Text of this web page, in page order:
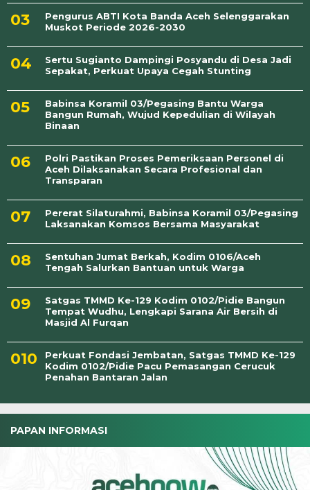
Pengurus ABTI Kota Banda Aceh Selenggarakan
Muskot Periode 2026-2030
Sertu Sugianto Dampingi Posyandu di Desa Jadi
Sepakat, Perkuat Upaya Cegah Stunting
Babinsa Koramil 03/Pegasing Bantu Warga
Bangun Rumah, Wujud Kepedulian di Wilayah
Binaan
Polri Pastikan Proses Pemeriksaan Personel di
Aceh Dilaksanakan Secara Profesional dan
Transparan
Pererat Silaturahmi, Babinsa Koramil 03/Pegasing
Laksanakan Komsos Bersama Masyarakat
Sentuhan Jumat Berkah, Kodim 0106/Aceh
Tengah Salurkan Bantuan untuk Warga
Satgas TMMD Ke-129 Kodim 0102/Pidie Bangun
Tempat Wudhu, Lengkapi Sarana Air Bersih di
Masjid Al Furqan
Perkuat Fondasi Jembatan, Satgas TMMD Ke-129
Kodim 0102/Pidie Pacu Pemasangan Cerucuk
Penahan Bantaran Jalan
PAPAN INFORMASI